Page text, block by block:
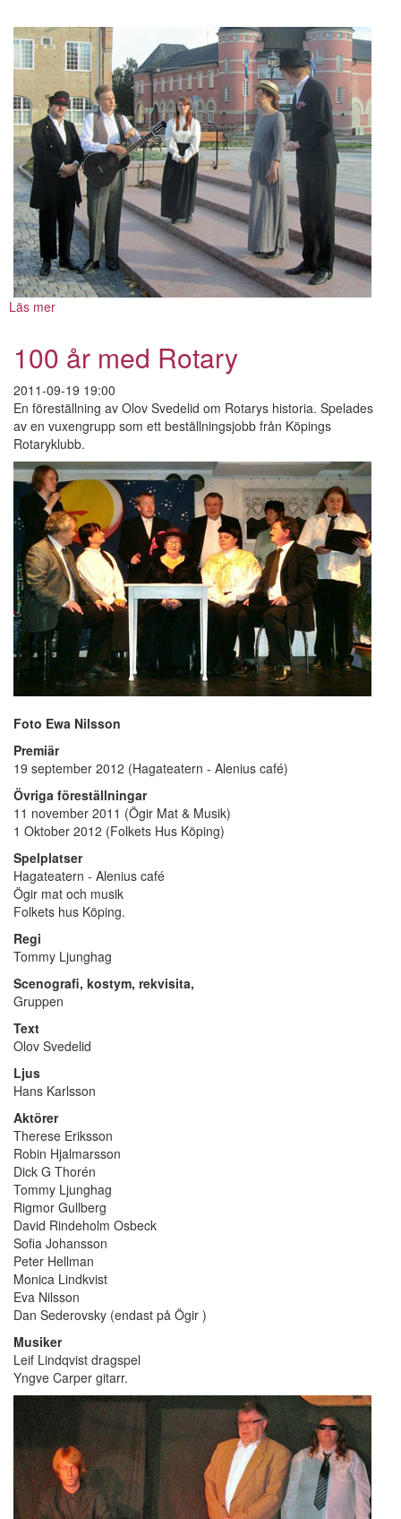
Läs mer
Mot
tider
100 år med Rotary
2011-09-19 19:00
En föreställning av Olov Svedelid om Rotarys historia. Spelades
av en vuxengrupp som ett beställningsjobb från Köpings
Rotaryklubb.
Foto Ewa Nilsson
Premiär
19 september 2012 (Hagateatern - Alenius café)
Övriga föreställningar
11 november 2011 (Ögir Mat & Musik)
1 Oktober 2012 (Folkets Hus Köping)
Spelplatser
Hagateatern - Alenius café
Ögir mat och musik
Folkets hus Köping.
Regi
Tommy Ljunghag
Scenografi, kostym, rekvisita,
Gruppen
Text
Olov Svedelid
Ljus
Hans Karlsson
Aktörer
Therese Eriksson
Robin Hjalmarsson
Dick G Thorén
Tommy Ljunghag
Rigmor Gullberg
David Rindeholm Osbeck
Sofia Johansson
Peter Hellman
Monica Lindkvist
Eva Nilsson
Dan Sederovsky (endast på Ögir )
Musiker
Leif Lindqvist dragspel
Yngve Carper gitarr.